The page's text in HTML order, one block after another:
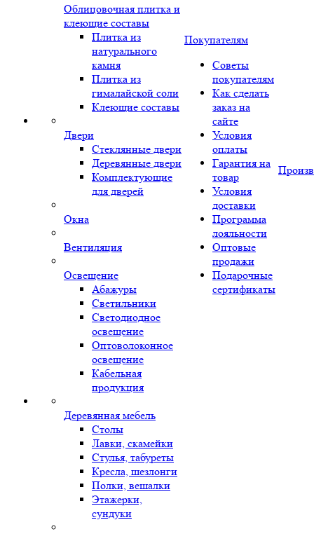
Облицовочная плитка и
клеющие составы
Плитка из
натурального
камня
Плитка из
гималайской соли
Клеющие составы
Двери
Стеклянные двери
Деревянные двери
Комплектующие
для дверей
Окна
Вентиляция
Освещение
Абажуры
Светильники
Светодиодное
освещение
Оптоволоконное
освещение
Кабельная
продукция
Деревянная мебель
Столы
Лавки, скамейки
Стулья, табуреты
Кресла, шезлонги
Полки, вешалки
Этажерки,
сундуки
Покупателям
Советы
покупателям
Как сделать
заказ на
сайте
Условия
оплаты
Гарантия на
товар
Условия
доставки
Программа
лояльности
Оптовые
продажи
Подарочные
сертификаты